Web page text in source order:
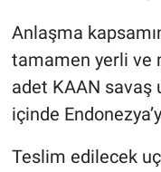
Anlaşma
tamamen yerli ve
adet KAAN savaş
içinde
Teslim edilecek